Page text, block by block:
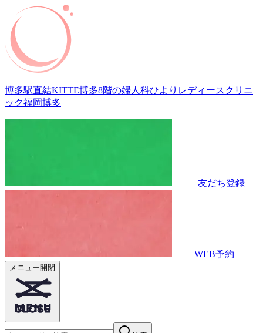
博多駅直結KITTE博多8階の婦人科ひよりレディースクリニ
ック福岡博多
友だち登録
WEB予約
メニュー開閉